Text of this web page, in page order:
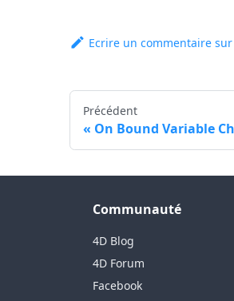
Ecrire un commentaire
Précédent
On Bound Variable
Communauté
4D Blog
4D Forum
Facebook